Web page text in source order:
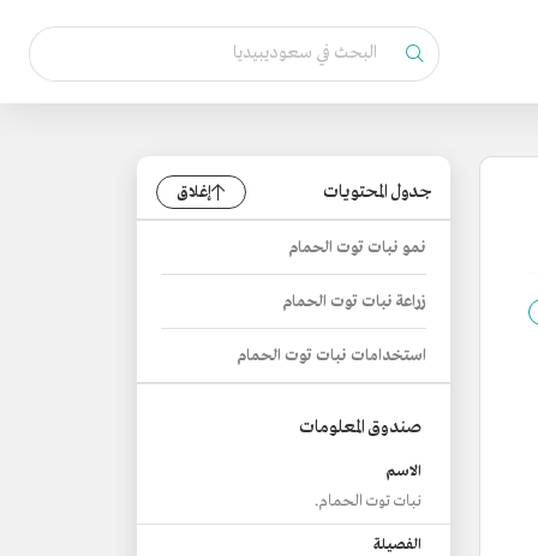
جدول المحتويات إغلاق
نمو نبات توت الحمام
زراعة نبات توت الحمام
استخدامات نبات توت الحمام
صندوق المعلومات
الاسم
نبات توت الحمام.
الفصيلة